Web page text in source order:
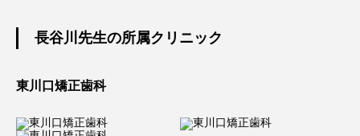
長谷川先生の所属クリニック
東川口矯正歯科